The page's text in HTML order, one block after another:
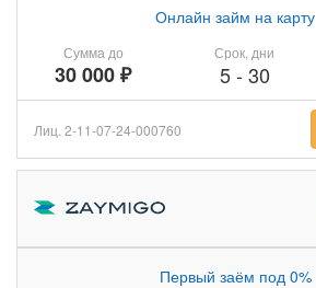
Сумма до
30 000 ₽
Онлайн займ на карту
Срок, дни
5- 30
Лиц. 2-11-07-24-000760
Первый заём под 0%